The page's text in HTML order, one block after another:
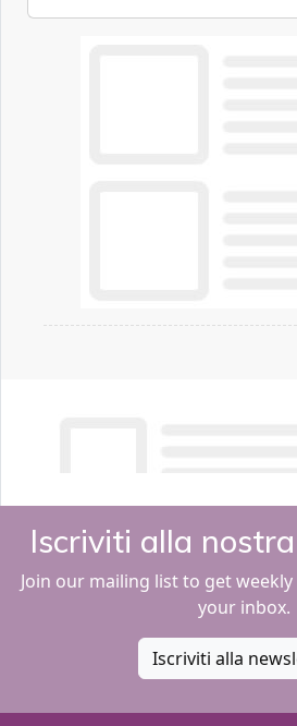
Iscriviti alla
Join our mailing list to get
your inbox.
Iscriviti alla